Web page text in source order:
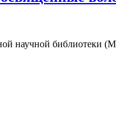
научной библиотеки